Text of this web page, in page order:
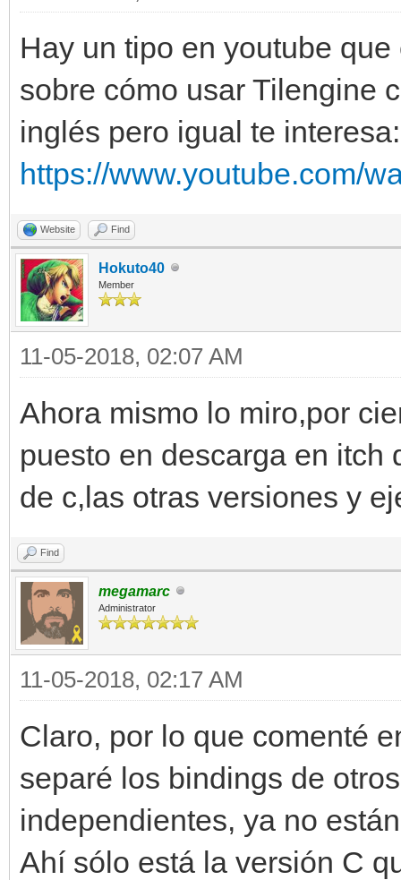
Hay un tipo en youtube
sobre cómo usar Tilengine
inglés pero igual te interesa:
https://www.youtube.com/
Website Find
Hokuto40
Member
11-05-2018, 02:07 AM
Ahora mismo lo miro,por
puesto en descarga en
de c,las otras versiones y
Find
megamarc
Administrator
11-05-2018, 02:17 AM
Claro, por lo que comenté
separé los bindings de
independientes, ya no
Ahí sólo está la versión C